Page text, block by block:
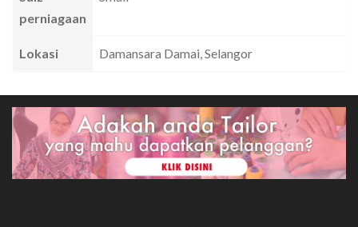
perniagaan
Lokasi Damansara Damai, Selangor